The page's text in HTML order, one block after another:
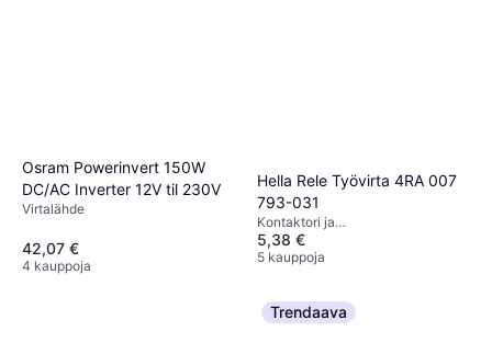
Osram Powerinvert 150W
DC/AC Inverter 12V til 230V
Virtalähde
42,07 €
4 kauppoja
Hella Rele Työvirta 4RA 007
793-031
Kontaktori ja
Ylikuormitussuojausrele
5,38 €
5 kauppoja
Trendaava